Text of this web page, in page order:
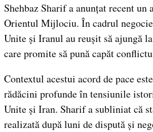
Shehbaz Sharif a anunțat recent un
Orientul Mijlociu. În cadrul
Unite și Iranul au reușit să ajungă
care promite să pună capăt
Contextul acestui acord de pace
rădăcini profunde în tensiunile
Unite și Iran. Sharif a subliniat că
realizată după luni de dispută și